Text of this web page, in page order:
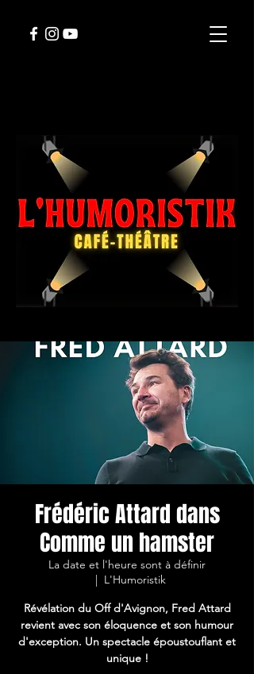
Frédéric Attard dans
Comme un hamster
La date et l'heure sont à définir
  |
L'Humoristik
Révélation du Off d'Avignon, Fred Attard
revient avec son éloquence et son humour
d'exception. Un spectacle époustouflant et
unique !